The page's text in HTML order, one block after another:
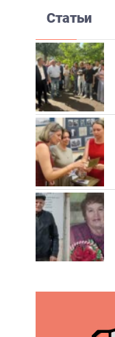
Статьи